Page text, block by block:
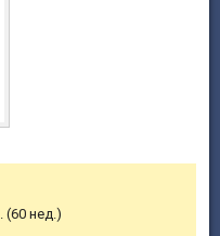
(60 нед.)